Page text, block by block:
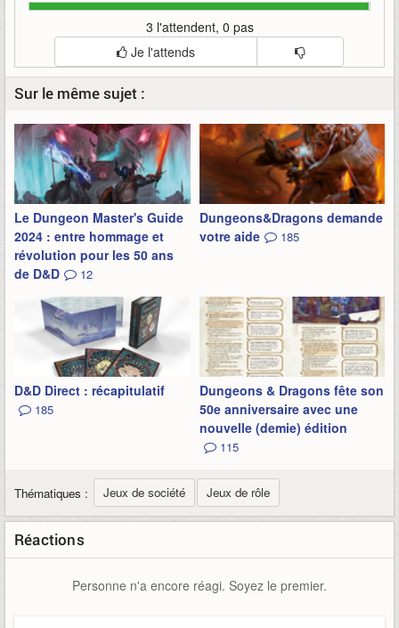
3 l'attendent, 0 pas
Je l'attends
Sur le même sujet :
Le Dungeon Master's Guide
2024 : entre hommage et
révolution pour les 50 ans
de D&D
12
Dungeons&Dragons demande
votre aide
185
D&D Direct : récapitulatif
185
Dungeons & Dragons fête son
50e anniversaire avec une
nouvelle (demie) édition
115
Thématiques : Jeux de société Jeux de rôle
Réactions
Personne n'a encore réagi. Soyez le premier.